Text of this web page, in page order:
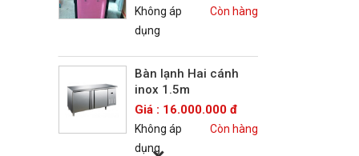
Không áp
dụng
Còn hàng
Bàn lạnh Hai cánh
inox 1.5m
Giá : 16.000.000 đ
Không áp
dụng
Còn hàng